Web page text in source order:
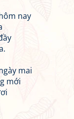
nay
mai
mới